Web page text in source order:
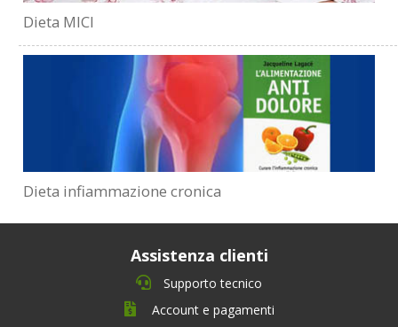
Dieta MICI
Dieta infiammazione cronica
Assistenza clienti
Supporto tecnico
Account e pagamenti